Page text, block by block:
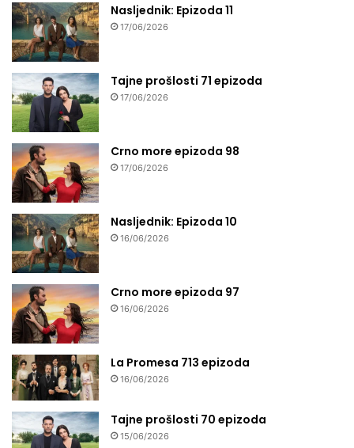
Nasljednik: Epizoda 11
17/06/2026
Tajne prošlosti 71 epizoda
17/06/2026
Crno more epizoda 98
17/06/2026
Nasljednik: Epizoda 10
16/06/2026
Crno more epizoda 97
16/06/2026
La Promesa 713 epizoda
16/06/2026
Tajne prošlosti 70 epizoda
15/06/2026